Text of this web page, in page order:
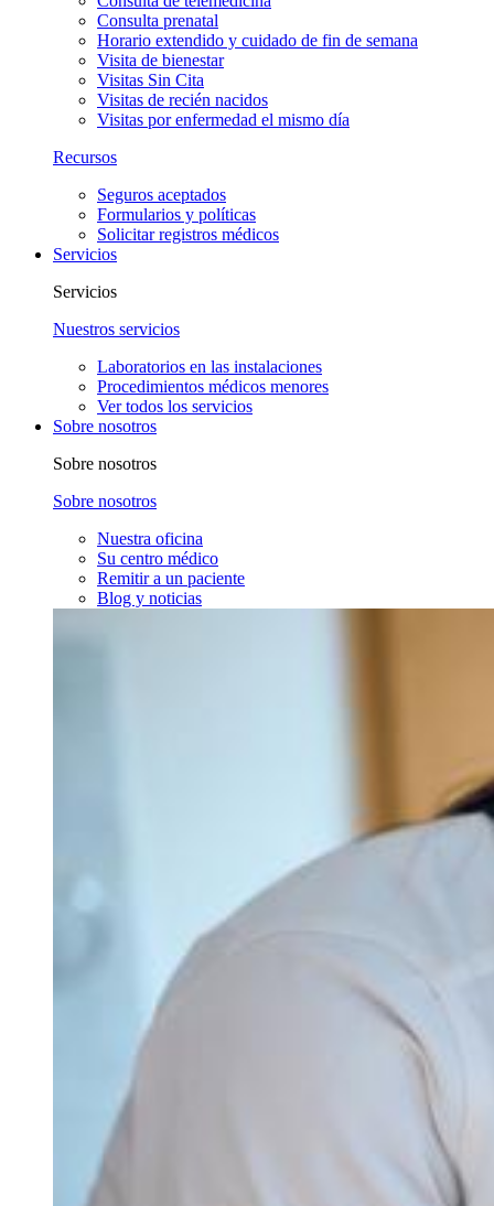
Consulta prenatal
Horario extendido y cuidado de fin de semana
Visita de bienestar
Visitas Sin Cita
Visitas de recién nacidos
Visitas por enfermedad el mismo día
Recursos
Seguros aceptados
Formularios y políticas
Solicitar registros médicos
Servicios
Servicios
Nuestros servicios
Laboratorios en las instalaciones
Procedimientos médicos menores
Ver todos los servicios
Sobre nosotros
Sobre nosotros
Sobre nosotros
Nuestra oficina
Su centro médico
Remitir a un paciente
Blog y noticias